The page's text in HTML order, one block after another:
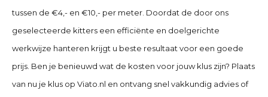
tussen de €4,- en €10,- per meter. Doordat de door ons
geselecteerde kitters een efficiënte en doelgerichte
werkwijze hanteren krijgt u beste resultaat voor een goede
prijs. Ben je benieuwd wat de kosten voor jouw klus zijn? Plaats
van nu je klus op Viato.nl en ontvang snel vakkundig advies of